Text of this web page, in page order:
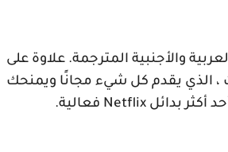
والأجنبية المترجمة. علاوة على
، الذي يقدم كل شيء مجانًا ويمنحك
أكثر بدائل Netflix فعالية.